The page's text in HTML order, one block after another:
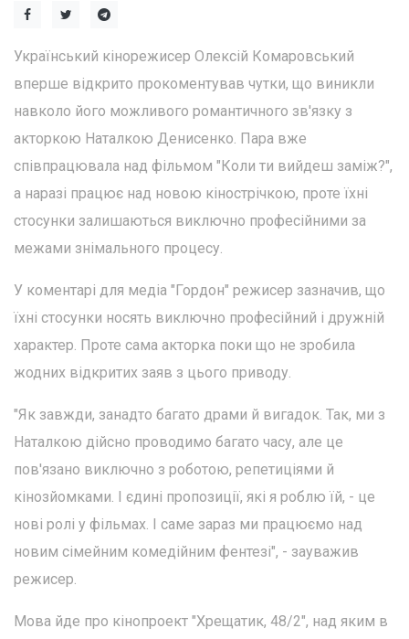
Український кінорежисер Олексій Комаровський
вперше відкрито прокоментував чутки, що виникли
навколо його можливого романтичного зв'язку з
акторкою Наталкою Денисенко. Пара вже
співпрацювала над фільмом "Коли ти вийдеш заміж?",
а наразі працює над новою кінострічкою, проте їхні
стосунки залишаються виключно професійними за
межами знімального процесу.
У коментарі для медіа "Гордон" режисер зазначив, що
їхні стосунки носять виключно професійний і дружній
характер. Проте сама акторка поки що не зробила
жодних відкритих заяв з цього приводу.
"Як завжди, занадто багато драми й вигадок. Так, ми з
Наталкою дійсно проводимо багато часу, але це
пов'язано виключно з роботою, репетиціями й
кінозйомками. І єдині пропозиції, які я роблю їй, - це
нові ролі у фільмах. І саме зараз ми працюємо над
новим сімейним комедійним фентезі", - зауважив
режисер.
Мова йде про кінопроект "Хрещатик, 48/2", над яким в